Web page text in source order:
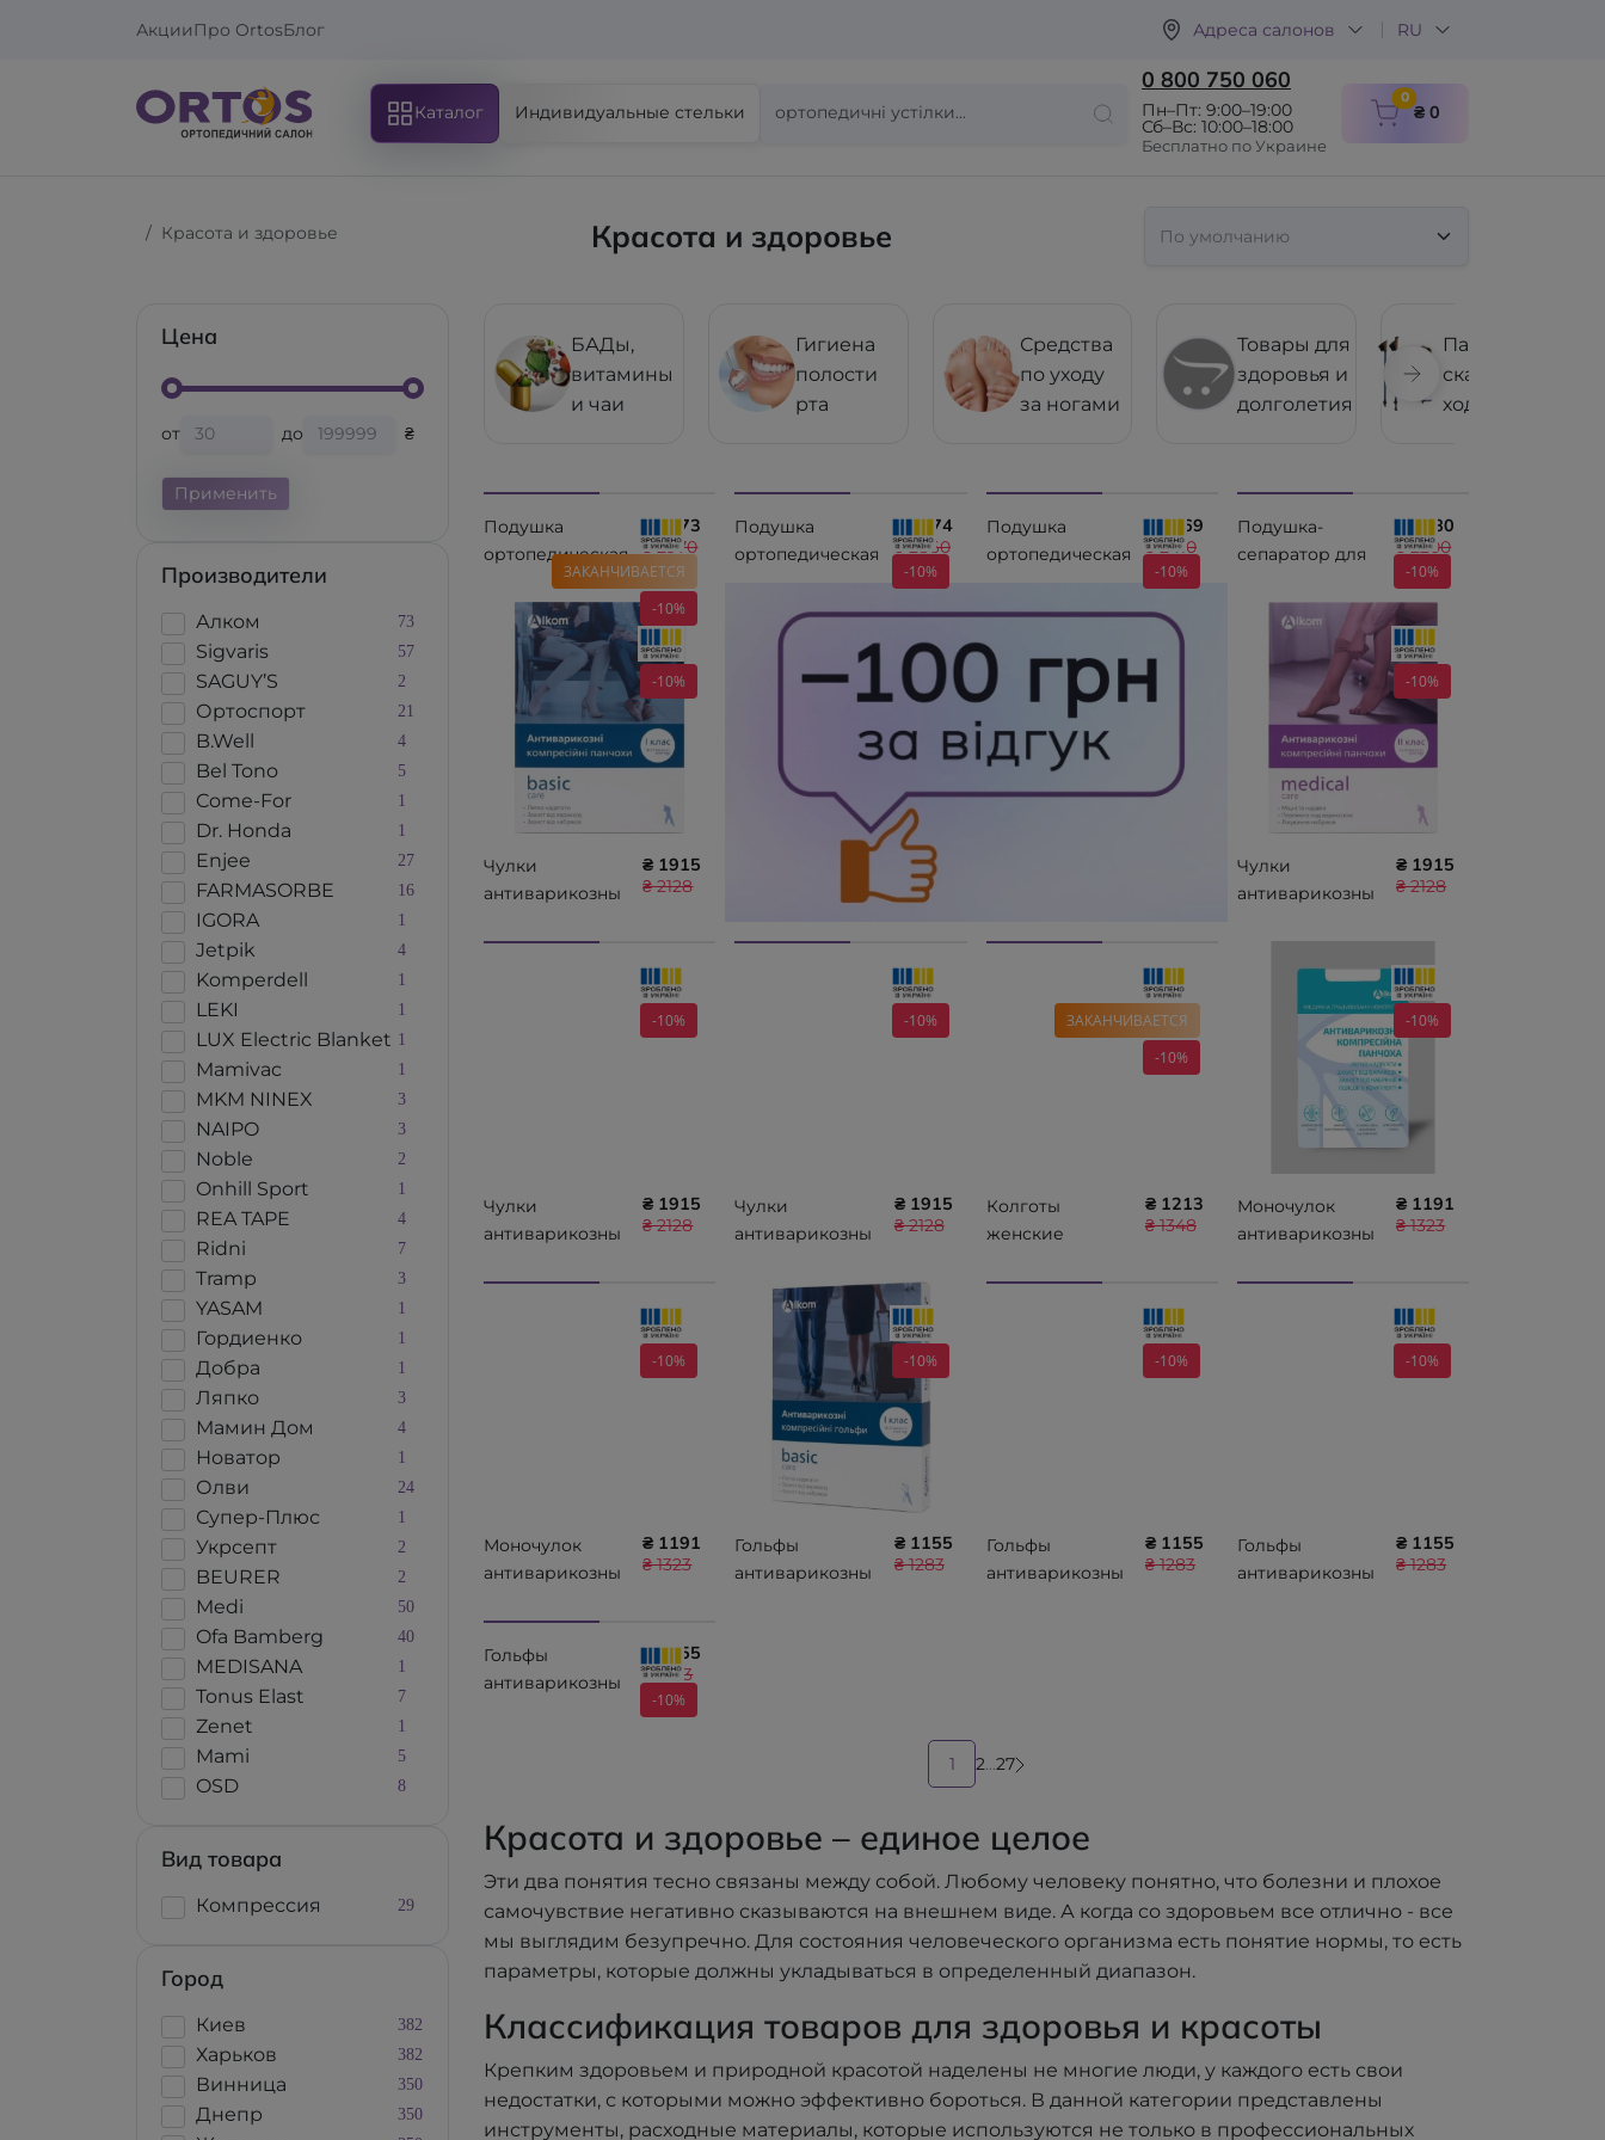
АкцииПро OrtosБлог Адреса салонов RU
Каталог Индивидуальные стельки
0 800 750 060
Пн–Пт: 9:00–19:00
Сб–Вс: 10:00–18:00
Бесплатно по Украине
0items in cart
₴ 0
Красота и здоровье Красота и здоровье
Цена
от до ₴
Применить
Производители
Алком 73
Sigvaris 57
SAGUY’S 2
Ортоспорт 21
B.Well 4
Bel Tono 5
Come-For 1
Dr. Honda 1
Enjee 27
FARMASORBE 16
IGORA 1
Jetpik 4
Komperdell 1
LEKI 1
LUX Electric Blanket 1
Mamivac 1
MKM NINEX 3
NAIPO 3
Noble 2
Onhill Sport 1
REA TAPE 4
Ridni 7
Tramp 3
YASAM 1
Гордиенко 1
Добра 1
Ляпко 3
Мамин Дом 4
Новатор 1
Олви 24
Супер-Плюс 1
Укрсепт 2
BEURER 2
Medi 50
Ofa Bamberg 40
MEDISANA 1
Tonus Elast 7
Zenet 1
Mami 5
OSD 8
Вид товара
Компрессия 29
Город
Киев 382
Харьков 382
Винница 350
Днепр 350
БАДы,
витамины
и чаи
Гигиена
полости
рта
Средства
по уходу
за ногами
Товары для
здоровья и
долголетия
Палки для
скандинавской
ходьбы
ЗАКАНЧИВАЕТСЯ
-10%
Подушка
ортопедическая
для сидения
ORTHO SIT
17006
₴ 2673
₴ 2970
-10%
Подушка
ортопедическая
ORTHO SIT O-
PLUS 17012
₴ 2574
₴ 2860
-10%
Подушка
ортопедическая
ORTHO SIT
₴ 2169
₴ 2410
-10%
Подушка-
сепаратор для
LEG 17018
₴ 1980
₴ 2200
-10%
Чулки
антиварикозны
открытый
₴ 1915
₴ 2128
-10%
Чулки
антиварикозны
носок, класс
компрессии II
Алком 00202
₴ 1915
₴ 2128
-10%
Чулки
антиварикозны
закрытый
₴ 1915
₴ 2128
-10%
Чулки
антиварикозны
закрытый
носок, класс
компрессии I
Алком 00211
₴ 1915
₴ 2128
ЗАКАНЧИВАЕТСЯ
-10%
Колготы
женские
е лечебные, II
₴ 1213
₴ 1348
-10%
Моночулок
антиварикозны
закрытый
₴ 1191
₴ 1323
-10%
Моночулок
антиварикозны
открытый
носок, класс
компрессии II
₴ 1191
₴ 1323
-10%
Гольфы
антиварикозны
₴ 1155
₴ 1283
-10%
Гольфы
антиварикозны
₴ 1155
₴ 1283
-10%
Гольфы
антиварикозны
₴ 1155
₴ 1283
-10%
Гольфы
антиварикозны
Алком 00111
₴ 1155
₴ 1283
1 2...27
Красота и здоровье – единое целое
Эти два понятия тесно связаны между собой. Любому человеку понятно, что болезни и плохое
самочувствие негативно сказываются на внешнем виде. А когда со здоровьем все отлично - все
мы выглядим безупречно. Для состояния человеческого организма есть понятие нормы, то есть
параметры, которые должны укладываться в определенный диапазон.
Классификация товаров для здоровья и красоты
Крепким здоровьем и природной красотой наделены не многие люди, у каждого есть свои
недостатки, с которыми можно эффективно бороться. В данной категории представлены
инструменты, расходные материалы, которые используются не только в профессиональных